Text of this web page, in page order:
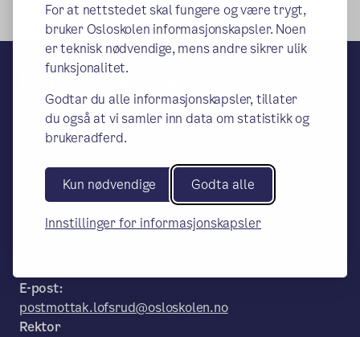
For at nettstedet skal fungere og være trygt,
bruker Osloskolen informasjonskapsler. Noen
er teknisk nødvendige, mens andre sikrer ulik
funksjonalitet.
Godtar du alle informasjonskapsler, tillater
du også at vi samler inn data om statistikk og
brukeradferd.
Kun nødvendige Godta alle
Innstillinger for informasjonskapsler
Lofsrud skole
– en del av Osloskolen
Besøks- og leveringsadresse:
Postadresse:
Oslo Kommune, Utdanningsetaten,
Lofsrud skole, PB 6127 Etterstad, 0602
Oslo
E-post:
postmottak.lofsrud@osloskolen.no
Rektor